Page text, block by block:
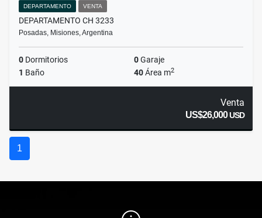
DEPARTAMENTO VENTA
DEPARTAMENTO CH 3233
Posadas, Misiones, Argentina
0 Dormitorios 0Garaje
1 Baño 40Área m2
Venta
US$26,000USD
1